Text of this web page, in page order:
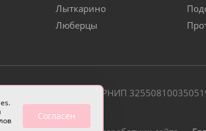
Лыткарино
Люберцы
| ОГРН/ОГРНИП
Согласен